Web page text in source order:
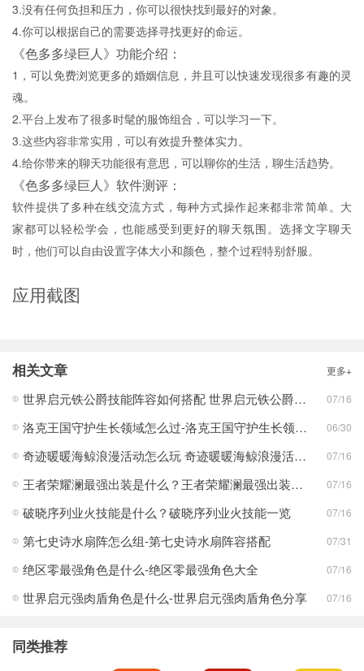
3.没有任何负担和压力，你可以很快找到最好的对象。
4.你可以根据自己的需要选择寻找更好的命运。
《色多多绿巨人》功能介绍：
1，可以免费浏览更多的婚姻信息，并且可以快速发现很多有趣的灵
魂。
2.平台上发布了很多时髦的服饰组合，可以学习一下。
3.这些内容非常实用，可以有效提升整体实力。
4.给你带来的聊天功能很有意思，可以聊你的生活，聊生活趋势。
《色多多绿巨人》软件测评：
软件提供了多种在线交流方式，每种方式操作起来都非常简单。大
家都可以轻松学会，也能感受到更好的聊天氛围。选择文字聊天
时，他们可以自由设置字体大小和颜色，整个过程特别舒服。
应用截图
相关文章 更多+
世界启元铁公爵技能阵容如何搭配 世界启元铁公爵技能阵容搭配合集 07/16
洛克王国守护生长领域怎么过-洛克王国守护生长领域通关攻略 06/30
奇迹暖暖海鲸浪漫活动怎么玩 奇迹暖暖海鲸浪漫活动玩法一览 07/16
王者荣耀澜最强出装是什么？王者荣耀澜最强出装分享 07/16
破晓序列业火技能是什么？破晓序列业火技能一览 07/16
第七史诗水扇阵怎么组-第七史诗水扇阵容搭配 07/31
绝区零最强角色是什么-绝区零最强角色大全 07/16
世界启元强肉盾角色是什么-世界启元强肉盾角色分享 07/16
同类推荐